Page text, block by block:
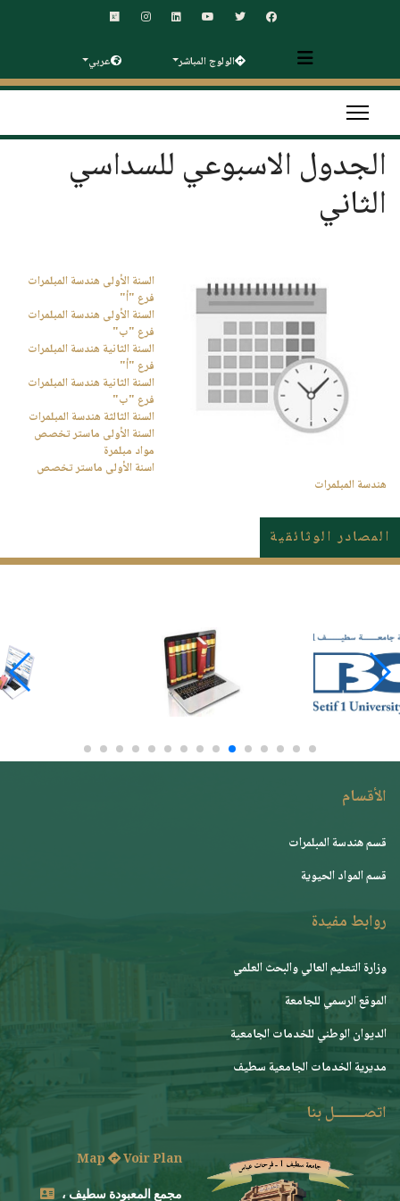
الولوج المباشر عربي
الجدول الاسبوعي للسداسي
الثاني
السنة الأولى هندسة المبلمرات
فرع "أ"
السنة الأولى هندسة المبلمرات
فرع "ب"
السنة الثانية هندسة المبلمرات
فرع "أ"
السنة الثانية هندسة المبلمرات
فرع "ب"
السنة الثالثة هندسة المبلمرات
السنة الأولى ماستر تخصص
مواد مبلمرة
اسنة الأولى ماستر تخصص
هندسة المبلمرات
المصادر الوثائقية
الأقسام
قسم هندسة المبلمرات
قسم المواد الحيوية
روابط مفيدة
وزارة التعليم العالي والبحث العلمي
الموقع الرسمي للجامعة
ﺍﻟﺪﻳﻮﺍﻥ ﺍﻟﻮﻃﻨﻲ ﻟﻠﺨﺪﻣﺎﺕ ﺍﻟﺠﺎﻣﻌﻴﺔ
مديرية الخدمات الجامعية سطيف
اتصــــــــل بنا
Map Voir Plan
مجمع المعبودة سطيف ،